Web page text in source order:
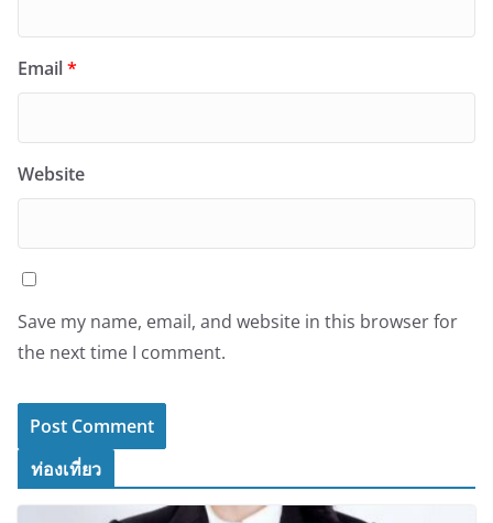
Email*
Website
Save my name, email, and website in this browser for
the next time I comment.
ท่องเที่ยว